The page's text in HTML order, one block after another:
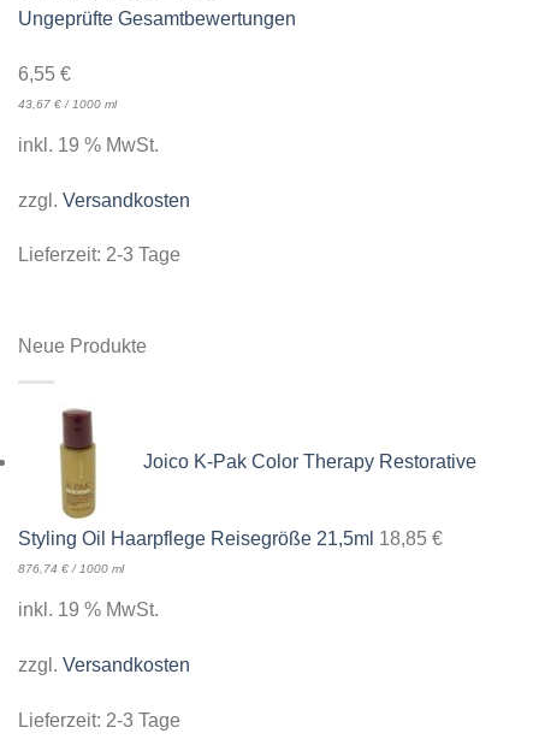
Ungeprüfte Gesamtbewertungen
6,55 €
43,67 € / 1000 ml
inkl. 19 % MwSt.
zzgl. Versandkosten
Lieferzeit: 2-3 Tage
Neue Produkte
Joico K-Pak Color Therapy Restorative
Styling Oil Haarpflege Reisegröße 21,5ml 18,85 €
876,74 € / 1000 ml
inkl. 19 % MwSt.
zzgl. Versandkosten
Lieferzeit: 2-3 Tage